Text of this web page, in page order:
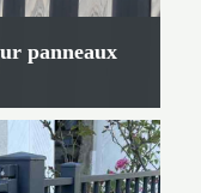
panneaux